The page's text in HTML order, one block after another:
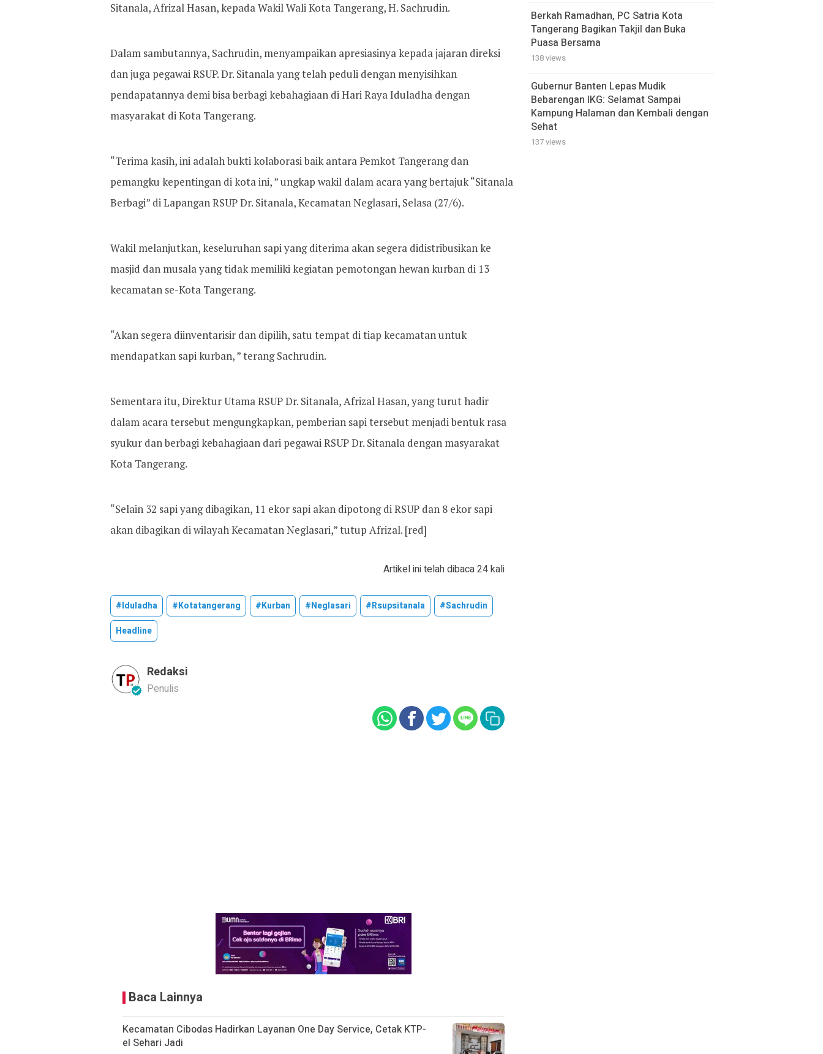
Sitanala, Afrizal Hasan, kepada Wakil Wali Kota Tangerang, H. Sachrudin.
Dalam sambutannya, Sachrudin, menyampaikan apresiasinya kepada jajaran direksi
dan juga pegawai RSUP. Dr. Sitanala yang telah peduli dengan menyisihkan
pendapatannya demi bisa berbagi kebahagiaan di Hari Raya Iduladha dengan
masyarakat di Kota Tangerang.
“Terima kasih, ini adalah bukti kolaborasi baik antara Pemkot Tangerang dan
pemangku kepentingan di kota ini, ” ungkap wakil dalam acara yang bertajuk “Sitanala
Berbagi” di Lapangan RSUP Dr. Sitanala, Kecamatan Neglasari, Selasa (27/6).
Wakil melanjutkan, keseluruhan sapi yang diterima akan segera didistribusikan ke
masjid dan musala yang tidak memiliki kegiatan pemotongan hewan kurban di 13
kecamatan se-Kota Tangerang.
“Akan segera diinventarisir dan dipilih, satu tempat di tiap kecamatan untuk
mendapatkan sapi kurban, ” terang Sachrudin.
Sementara itu, Direktur Utama RSUP Dr. Sitanala, Afrizal Hasan, yang turut hadir
dalam acara tersebut mengungkapkan, pemberian sapi tersebut menjadi bentuk rasa
syukur dan berbagi kebahagiaan dari pegawai RSUP Dr. Sitanala dengan masyarakat
Kota Tangerang.
“Selain 32 sapi yang dibagikan, 11 ekor sapi akan dipotong di RSUP dan 8 ekor sapi
akan dibagikan di wilayah Kecamatan Neglasari,” tutup Afrizal. [red]
Artikel ini telah dibaca 24 kali
#iduladha #kotatangerang #kurban #neglasari #rsupsitanala
#sachrudin
Headline
Redaksi
Penulis
Baca Lainnya
Kecamatan Cibodas Hadirkan Layanan One Day Service, Cetak KTP-
el Sehari Jadi
Berkah Ramadhan, PC Satria Kota
Tangerang Bagikan Takjil dan Buka
Puasa Bersama
138 views
Gubernur Banten Lepas Mudik
Bebarengan IKG: Selamat Sampai
Kampung Halaman dan Kembali dengan
Sehat
137 views